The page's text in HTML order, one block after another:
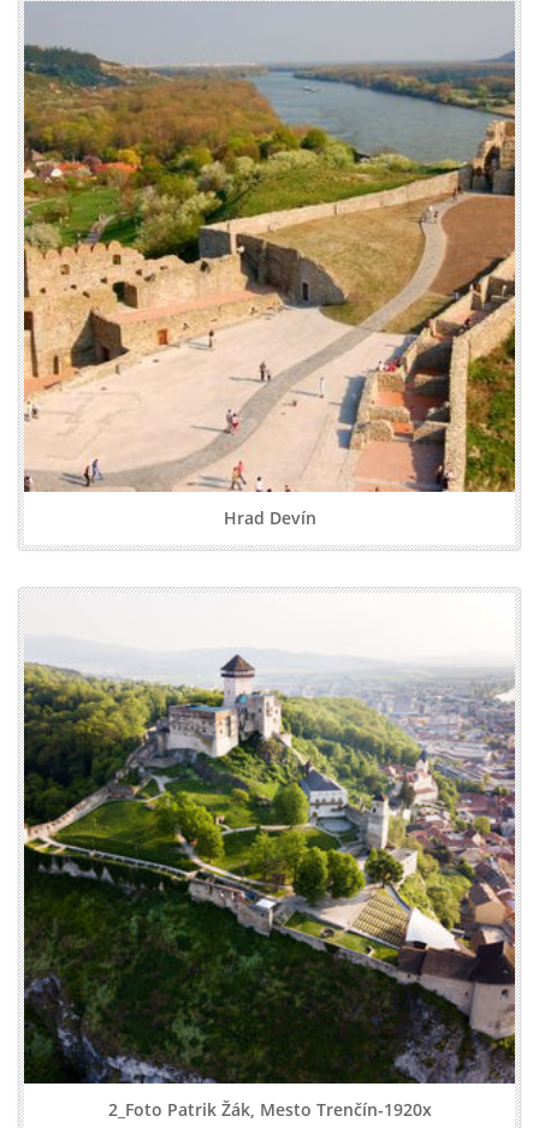
Hrad Devín
2_Foto Patrik Žák, Mesto Trenčín-1920x